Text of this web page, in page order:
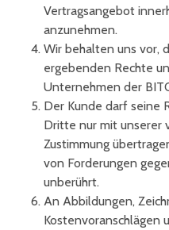
Vertragsangebot
anzunehmen.
Wir behalten uns vor,
ergebenden Rechte
Unternehmen der
Der Kunde darf seine
Dritte nur mit unserer
Zustimmung
von Forderungen
unberührt.
An Abbildungen,
Kostenvoranschlägen